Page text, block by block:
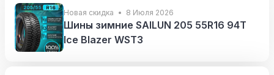
Новая скидка 8 Июля 2026
Шины зимние SAILUN 205 55R16 94T
Ice Blazer WST3